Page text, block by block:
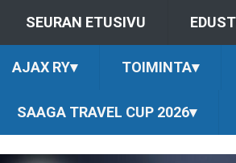
SEURAN ETUSIVU
AJAX RY▾ TOIMINTA▾
SAAGA TRAVEL CUP 2026▾